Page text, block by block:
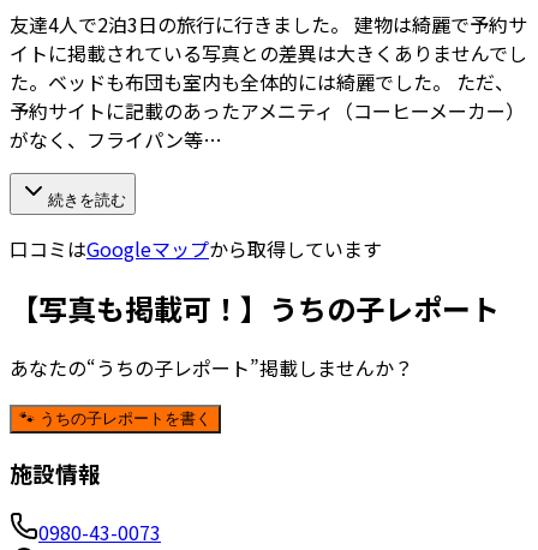
友達4人で2泊3日の旅行に行きました。 建物は綺麗で予約サ
イトに掲載されている写真との差異は大きくありませんでし
た。ベッドも布団も室内も全体的には綺麗でした。 ただ、
予約サイトに記載のあったアメニティ（コーヒーメーカー）
がなく、フライパン等…
続きを読む
口コミはGoogleマップから取得しています
【写真も掲載可！】うちの子レポート
あなたの“うちの子レポート”掲載しませんか？
🐾 うちの子レポートを書く
施設情報
0980-43-0073